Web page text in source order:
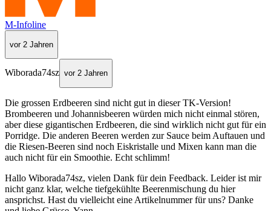
M-Infoline
vor 2 Jahren
Wiborada74sz vor 2 Jahren
Die grossen Erdbeeren sind nicht gut in dieser TK-Version!
Brombeeren und Johannisbeeren würden mich nicht einmal stören,
aber diese gigantischen Erdbeeren, die sind wirklich nicht gut für ein
Porridge. Die anderen Beeren werden zur Sauce beim Auftauen und
die Riesen-Beeren sind noch Eiskristalle und Mixen kann man die
auch nicht für ein Smoothie. Echt schlimm!
Hallo Wiborada74sz, vielen Dank für dein Feedback. Leider ist mir
nicht ganz klar, welche tiefgekühlte Beerenmischung du hier
ansprichst. Hast du vielleicht eine Artikelnummer für uns? Danke